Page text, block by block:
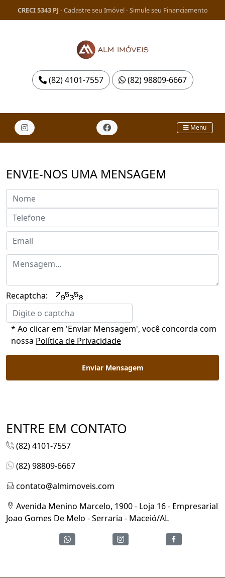
CRECI 5343 PJ -Cadastre seu Imóvel-Simule seu Financiamento
(82) 4101-7557 (82) 98809-6667
Menu
ENVIE-NOS UMA MENSAGEM
Recaptcha:
* Ao clicar em 'Enviar Mensagem', você concorda com
nossa Política de Privacidade
Enviar Mensagem
ENTRE EM CONTATO
(82) 4101-7557
(82) 98809-6667
contato@almimoveis.com
Avenida Menino Marcelo, 1900 - Loja 16 - Empresarial
Joao Gomes De Melo - Serraria - Maceió/AL